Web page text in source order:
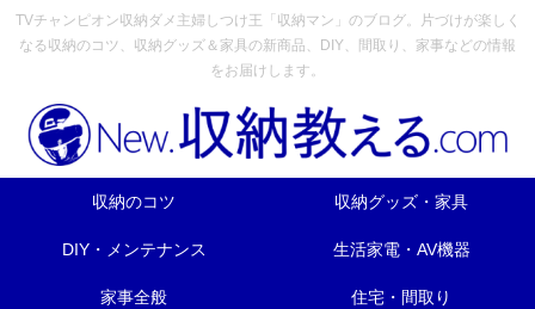
TVチャンピオン収納ダメ主婦しつけ王「収納マン」のブログ。片づけが楽しく
なる収納のコツ、収納グッズ＆家具の新商品、DIY、間取り、家事などの情報
をお届けします。
収納のコツ 収納グッズ・家具
DIY・メンテナンス 生活家電・AV機器
家事全般 住宅・間取り